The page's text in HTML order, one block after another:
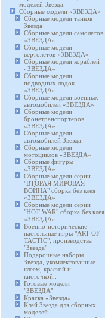
моделей Звезда.
Сборные модели «ЗВЕЗДА»
Сборные модели танков
Звезда
Сборные модели самолетов
«ЗВЕЗДА»
Сборные модели
вертолетов «ЗВЕЗДА»
Сборные модели кораблей
«ЗВЕЗДА»
Сборные модели
подводных лодок
«ЗВЕЗДА»
Сборные модели военных
автомобилей «ЗВЕЗДА»
Сборные модели
бронетранспортеров
«ЗВЕЗДА»
Сборные модели
автомобилей Звезда.
Сборные модели
мотоциклов «ЗВЕЗДА»
Сборные фигуры
«ЗВЕЗДА»
Сборные модели серии
"ВТОРАЯ МИРОВАЯ
ВОЙНА" сборка без клея
«ЗВЕЗДА»
Сборные модели серии
"HOT WAR" сборка без клея
«ЗВЕЗДА»
Военно-исторические
настольные игры "ART OF
TACTIC", производства
"Звезда"
Подарочные наборы
Звезда, укомлектованные
клеем, краской и
кисточкой..
Готовые модели
"ЗВЕЗДА"
Краска «Звезда»
Клей Звезда для сборных
моделей.